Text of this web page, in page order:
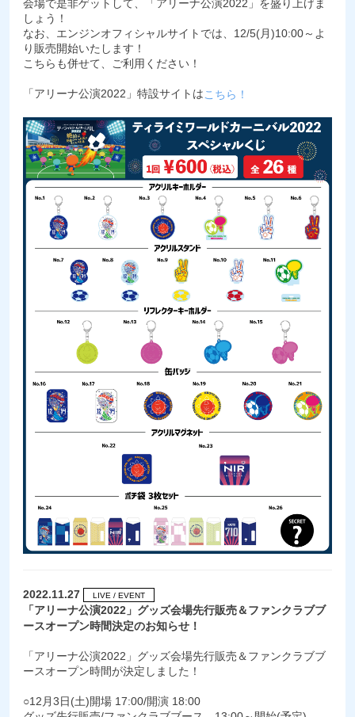
会場で是非ゲットして、「アリーナ公演2022」を盛り上げま
しょう！
なお、エンジンオフィシャルサイトでは、12/5(月)10:00～よ
り販売開始いたします！
こちらも併せて、ご利用ください！
「アリーナ公演2022」特設サイトはこちら！
2022.11.27 LIVE / EVENT
「アリーナ公演2022」グッズ会場先行販売＆ファンクラブブ
ースオープン時間決定のお知らせ！
「アリーナ公演2022」グッズ会場先行販売＆ファンクラブブ
ースオープン時間が決定しました！
○12月3日(土)開場 17:00/開演 18:00